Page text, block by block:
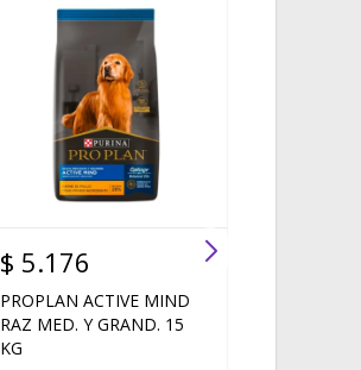
$ 5.176
PROPLAN ACTIVE MIND
RAZ MED. Y GRAND. 15
KG